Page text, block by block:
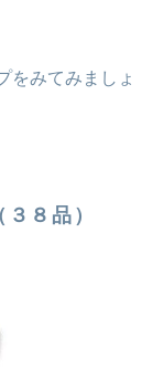
をみてみましょ
８品）